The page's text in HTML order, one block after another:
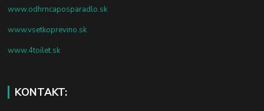
www.odhrncaposparadlo.sk
www.vsetkoprevino.sk
www.4toilet.sk
KONTAKT: